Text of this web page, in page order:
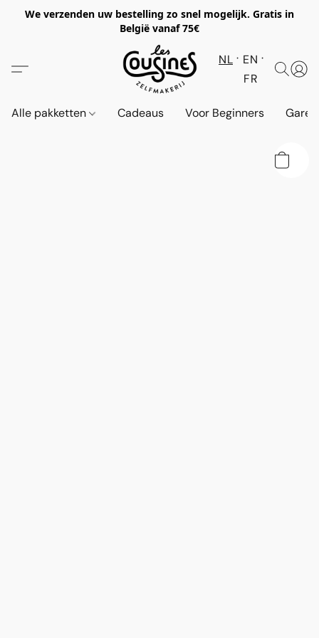
We verzenden uw bestelling zo snel mogelijk. Gratis in
België vanaf 75€
NL
EN
FR
Alle pakketten Cadeaus Voor Beginners